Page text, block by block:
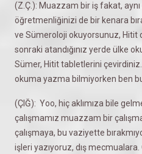
(Z.Ç.): Muazzam bir iş fakat,
öğretmenliğinizi de bir kenara
ve Sümeroloji okuyorsunuz, Hitit
sonraki atandığınız yerde ülke
Sümer, Hitit tabletlerini
okuma yazma bilmiyorken ben
(ÇIĞ): Yoo, hiç aklımıza bile
çalışmamız muazzam bir
çalışmaya, bu vaziyette
işleri yazıyoruz, dış